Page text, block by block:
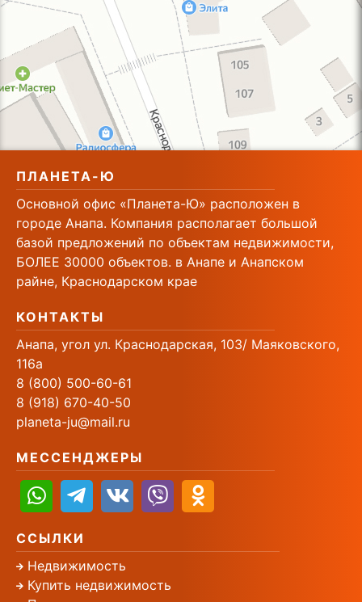
ПЛАНЕТА-Ю
Основной офис «Планета-Ю» расположен в
городе Анапа. Компания располагает большой
базой предложений по объектам недвижимости,
БОЛЕЕ 30000 объектов. в Анапе и Анапском
райне, Краснодарском крае
КОНТАКТЫ
Анапа, угол ул. Краснодарская, 103/ Маяковского,
116а
8 (800) 500-60-61
8 (918) 670-40-50
planeta-ju@mail.ru
МЕССЕНДЖЕРЫ
ССЫЛКИ
Недвижимость
Купить недвижимость